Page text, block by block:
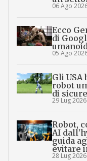
06 Ago
Ecco
di
05 Ago
Gli
robot
di
29 Lug 2026
Robot,
AI
guida
evitare
28 Lug 2026